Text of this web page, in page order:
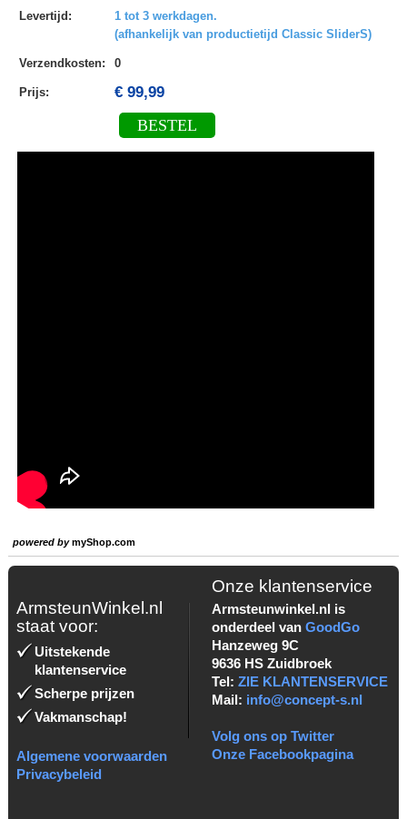
Levertijd :
1 tot 3 werkdagen.
(afhankelijk van productietijd Classic SliderS)
Verzendkosten: 0
Prijs: € 99,99
BESTEL
powered bymyShop.com
ArmsteunWinkel.nl
staat voor:
Uitstekende
klantenservice
Scherpe prijzen
Vakmanschap!
Algemene voorwaarden
Privacybeleid
Onze klantenservice
Armsteunwinkel.nl is
onderdeel van GoodGo
Hanzeweg 9C
9636 HS Zuidbroek
Tel: ZIE KLANTENSERVICE
Mail: info@concept-s.nl
Volg ons op Twitter
Onze Facebookpagina